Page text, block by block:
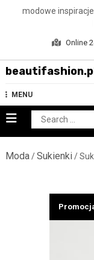
modowe inspiracje
Online
MENU
Search
for:
Moda/Sukienki/